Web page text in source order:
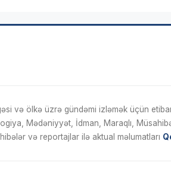
və ölkə üzrə gündəmi izləmək üçün
Mədəniyyət, İdman, Maraqlı,
və reportajlar ilə aktual məlumatları